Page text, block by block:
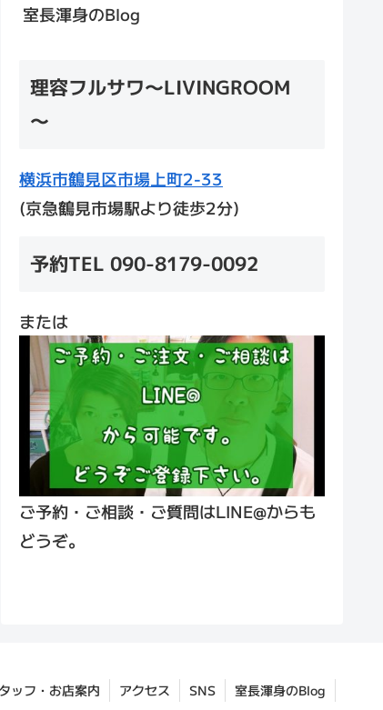
室長渾身のBlog
理容フルサワ～LIVINGROOM
～
横浜市鶴見区市場上町2-33
(京急鶴見市場駅より徒歩2分)
予約TEL 090-8179-0092
または
ご予約・ご相談・ご質問はLINE@からも
どうぞ。
ッフ・お店案内 アクセス SNS 室長渾身のBlog